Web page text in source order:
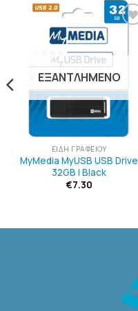
ΠΡΟΣΘΉΚΗ
ΣΤΗΝ
ΛΊΣΤΑ
ΕΠΙΘΥΜΙΏΝ
ΕΞΑΝΤΛΗΜΈΝΟ
ΕΊΔΗ ΓΡΑΦΕΊΟΥ
MyMedia MyUSB USB Drive
32GB | Black
€7.30